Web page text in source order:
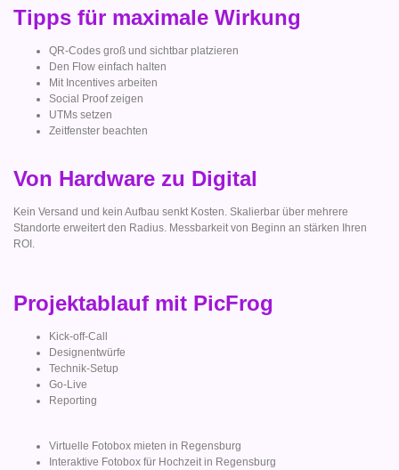
Tipps für maximale Wirkung
QR-Codes groß und sichtbar platzieren
Den Flow einfach halten
Mit Incentives arbeiten
Social Proof zeigen
UTMs setzen
Zeitfenster beachten
Von Hardware zu Digital
Kein Versand und kein Aufbau senkt Kosten. Skalierbar über mehrere
Standorte erweitert den Radius. Messbarkeit von Beginn an stärken Ihren
ROI.
Projektablauf mit PicFrog
Kick-off-Call
Designentwürfe
Technik-Setup
Go-Live
Reporting
Virtuelle Fotobox mieten in Regensburg
Interaktive Fotobox für Hochzeit in Regensburg